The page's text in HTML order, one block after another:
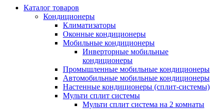
Каталог товаров
Кондиционеры
Климатизаторы
Оконные кондиционеры
Мобильные кондиционеры
Инверторные мобильные
кондиционеры
Промышленные мобильные кондиционеры
Автомобильные мобильные кондиционеры
Настенные кондиционеры (сплит-системы)
Мульти сплит системы
Мульти сплит система на 2 комнаты